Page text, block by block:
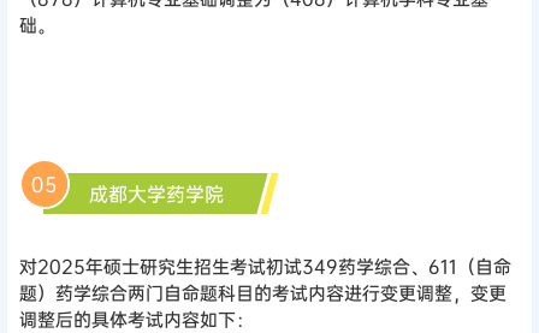
础。
05 成都大学药学院
对2025年硕士研究生招生考试初试349药学综合、611（自命
题）药学综合两门自命题科目的考试内容进行变更调整，变更
调整后的具体考试内容如下：